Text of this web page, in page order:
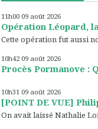
11h00 09 août 2026
Opération Léopard,
Cette opération fut aussi
10h42 09 août 2026
Procès Pormanove :
10h31 09 août 2026
[POINT DE VUE]
On avait laissé Nathalie